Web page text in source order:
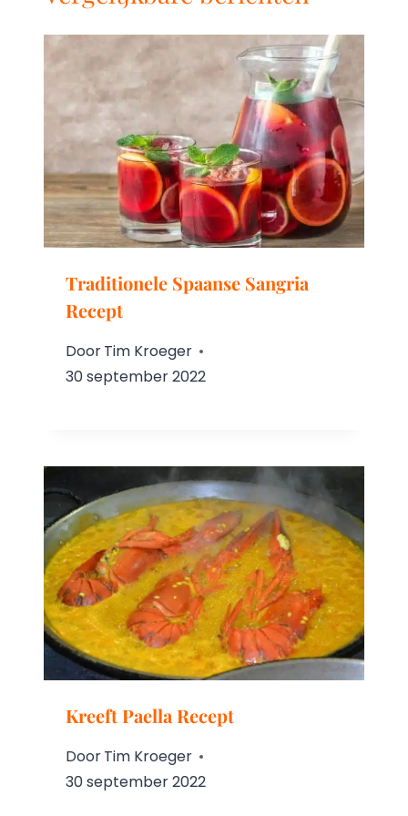
Traditionele Spaanse Sangria
Recept
DoorTim Kroeger
30 september 2022
Kreeft Paella Recept
DoorTim Kroeger
30 september 2022